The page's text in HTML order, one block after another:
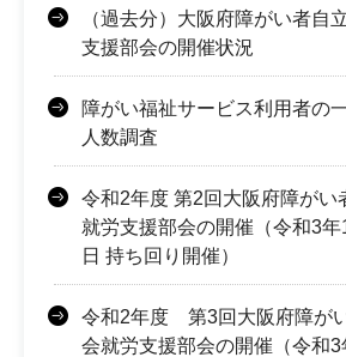
（過去分）大阪府障がい者自
支援部会の開催状況
障がい福祉サービス利用者の
人数調査
令和2年度 第2回大阪府障がい
就労支援部会の開催（令和3
日 持ち回り開催）
令和2年度 第3回大阪府障が
会就労支援部会の開催（令和3